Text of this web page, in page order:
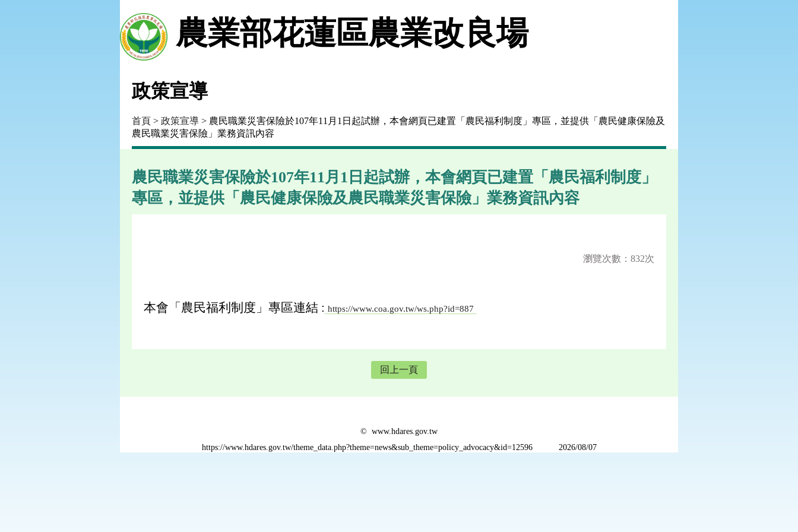
農業部花蓮區農業改良場
政策宣導
首頁 > 政策宣導 > 農民職業災害保險於107年11月1日起試辦，本會網頁已建置「農民福利制度」專區，並提供「農民健康保險及
農民職業災害保險」業務資訊內容
農民職業災害保險於107年11月1日起試辦，本會網頁已建置「農民福利制度」
專區，並提供「農民健康保險及農民職業災害保險」業務資訊內容
瀏覽次數：832次
本會「農民福利制度」專區連結 : https://www.coa.gov.tw/ws.php?id=887
回上一頁
© www.hdares.gov.tw
https://www.hdares.gov.tw/theme_data.php?theme=news&sub_theme=policy_advocacy&id=12596
2026/08/07